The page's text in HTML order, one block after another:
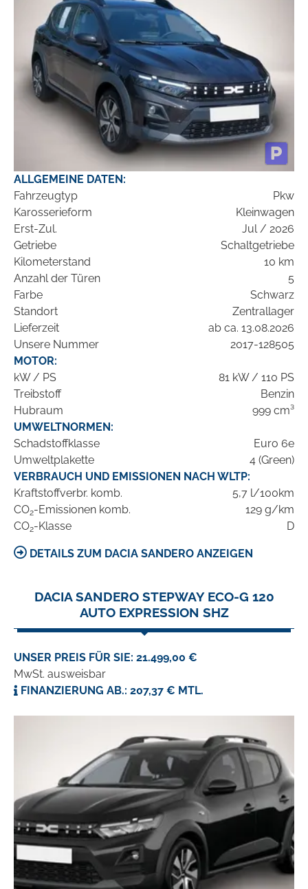
ALLGEMEINE DATEN:
Fahrzeugtyp
Pkw
Karosserieform
Kleinwagen
Erst-Zul.
Jul / 2026
Getriebe
Schaltgetriebe
Kilometerstand
10 km
Anzahl der Türen
5
Farbe
Schwarz
Standort
Zentrallager
Lieferzeit
ab ca. 13.08.2026
Unsere Nummer
2017-128505
MOTOR:
kW / PS
81 kW / 110 PS
Treibstoff
Benzin
Hubraum
999 cm³
UMWELTNORMEN:
Schadstoffklasse
Euro 6e
Umweltplakette
4 (Green)
VERBRAUCH UND EMISSIONEN NACH WLTP:
Kraftstoffverbr. komb.
5,7 l/100km
CO2-Emissionen komb.
129 g/km
CO2-Klasse D
DETAILS ZUM DACIA SANDERO ANZEIGEN
DACIA SANDERO STEPWAY ECO-G 120
AUTO EXPRESSION SHZ
UNSER PREIS FÜR SIE: 21.499,00 €
MwSt. ausweisbar
FINANZIERUNG AB.: 207,37 € MTL.